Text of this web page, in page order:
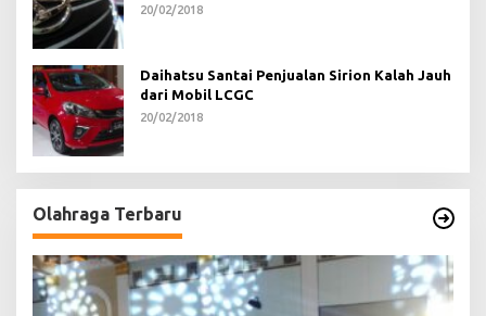
20/02/2018
Daihatsu Santai Penjualan Sirion Kalah Jauh
dari Mobil LCGC
20/02/2018
Olahraga Terbaru